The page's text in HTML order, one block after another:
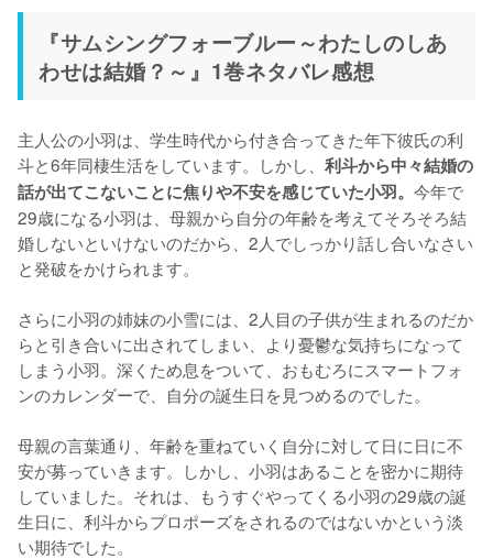
『サムシングフォーブルー～わたしのしあ
わせは結婚？～』1巻ネタバレ感想
主人公の小羽は、学生時代から付き合ってきた年下彼氏の利
斗と6年同棲生活をしています。しかし、 利斗から中々結婚の
話が出てこないことに焦りや不安を感じていた小羽。 今年で
29歳になる小羽は、母親から自分の年齢を考えてそろそろ結
婚しないといけないのだから、2人でしっかり話し合いなさい
と発破をかけられます。
さらに小羽の姉妹の小雪には、2人目の子供が生まれるのだか
らと引き合いに出されてしまい、より憂鬱な気持ちになって
しまう小羽。深くため息をついて、おもむろにスマートフォ
ンのカレンダーで、自分の誕生日を見つめるのでした。
母親の言葉通り、年齢を重ねていく自分に対して日に日に不
安が募っていきます。しかし、小羽はあることを密かに期待
していました。それは、もうすぐやってくる小羽の29歳の誕
生日に、利斗からプロポーズをされるのではないかという淡
い期待でした。